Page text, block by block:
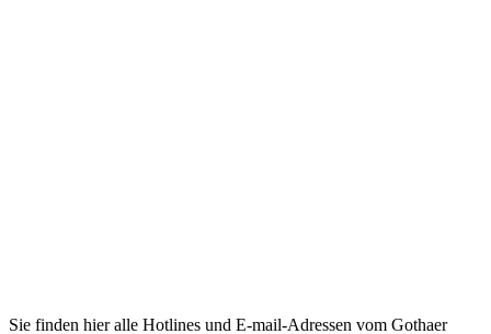
Sie finden hier alle Hotlines und E-mail-Adressen vom Gothaer